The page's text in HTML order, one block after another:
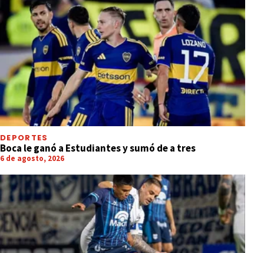
DEPORTES
Boca le ganó a Estudiantes y sumó de a tres
6 de agosto, 2026